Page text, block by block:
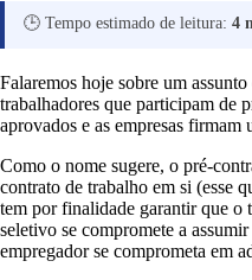
🕒 Tempo estimado de leitura: 4
Falaremos hoje sobre um
trabalhadores que participam de
aprovados e as empresas firmam
Como o nome sugere, o pré-
contrato de trabalho em si (esse
tem por finalidade garantir que o
seletivo se compromete a
empregador se comprometa em